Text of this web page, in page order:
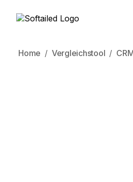
Home Vergleichstool